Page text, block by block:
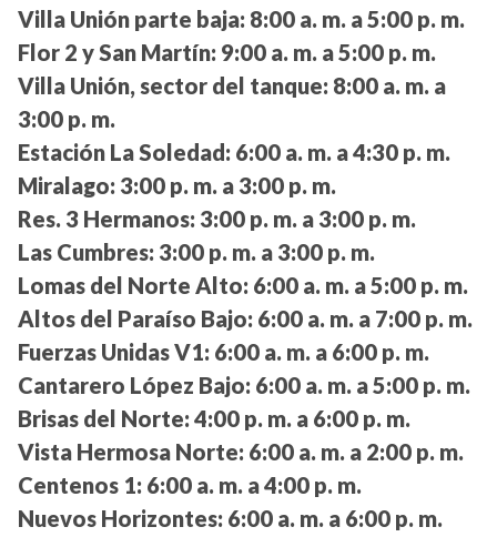
Villa Unión parte baja: 8:00 a. m. a 5:00 p. m.
Flor 2 y San Martín: 9:00 a. m. a 5:00 p. m.
Villa Unión, sector del tanque: 8:00 a. m. a
3:00 p. m.
Estación La Soledad: 6:00 a. m. a 4:30 p. m.
Miralago: 3:00 p. m. a 3:00 p. m.
Res. 3 Hermanos: 3:00 p. m. a 3:00 p. m.
Las Cumbres: 3:00 p. m. a 3:00 p. m.
Lomas del Norte Alto: 6:00 a. m. a 5:00 p. m.
Altos del Paraíso Bajo: 6:00 a. m. a 7:00 p. m.
Fuerzas Unidas V1: 6:00 a. m. a 6:00 p. m.
Cantarero López Bajo: 6:00 a. m. a 5:00 p. m.
Brisas del Norte: 4:00 p. m. a 6:00 p. m.
Vista Hermosa Norte: 6:00 a. m. a 2:00 p. m.
Centenos 1: 6:00 a. m. a 4:00 p. m.
Nuevos Horizontes: 6:00 a. m. a 6:00 p. m.